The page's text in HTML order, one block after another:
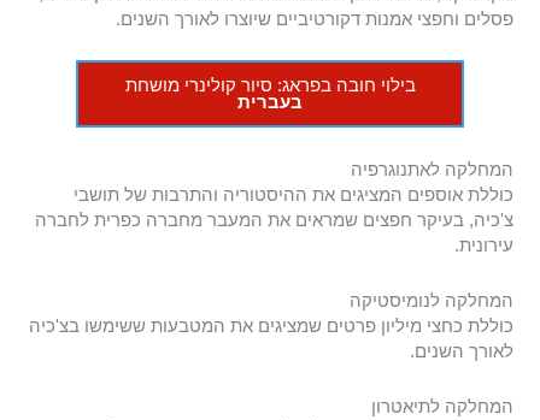
פסלים וחפצי אמנות דקורטיביים שיוצרו לאורך השנים.
בילוי חובה בפראג: סיור קולינרי מושחת
בעברית
המחלקה לאתנוגרפיה
כוללת אוספים המציגים את ההיסטוריה והתרבות של תושבי
צ'כיה, בעיקר חפצים שמראים את המעבר מחברה כפרית לחברה
עירונית.
המחלקה לנומיסטיקה
כוללת כחצי מיליון פרטים שמציגים את המטבעות ששימשו בצ'כיה
לאורך השנים.
המחלקה לתיאטרון